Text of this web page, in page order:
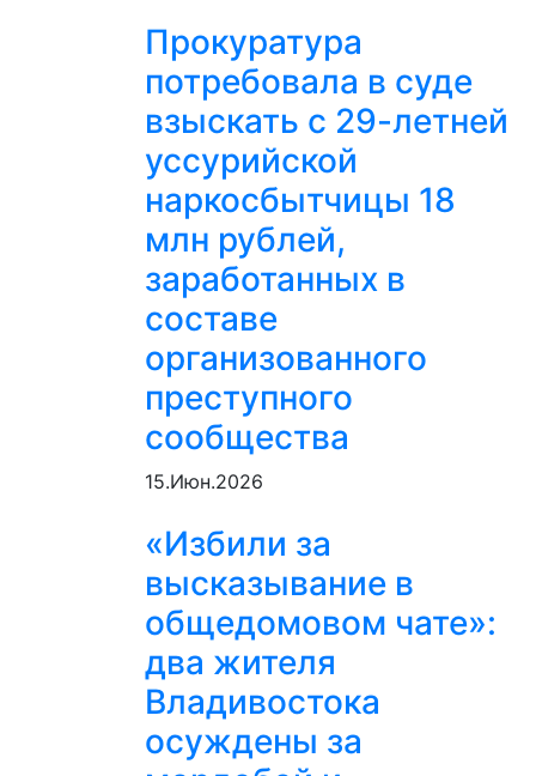
Прокуратура
потребовала в суде
взыскать с 29-летней
уссурийской
наркосбытчицы 18
млн рублей,
заработанных в
составе
организованного
преступного
сообщества
15.Июн.2026
«Избили за
высказывание в
общедомовом чате»:
два жителя
Владивостока
осуждены за